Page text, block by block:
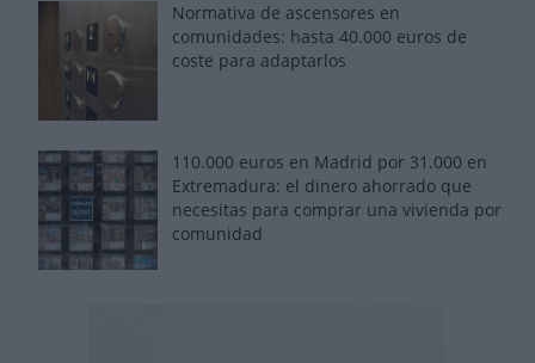
Normativa de ascensores en
comunidades: hasta 40.000 euros de
coste para adaptarlos
110.000 euros en Madrid por 31.000 en
Extremadura: el dinero ahorrado que
necesitas para comprar una vivienda por
comunidad